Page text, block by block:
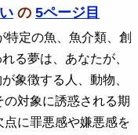
の 5ページ目
特定の魚、魚介類、創
る夢は、あなたが、
象徴する人、動物、
対象に誘惑される期
に罪悪感や嫌悪感を